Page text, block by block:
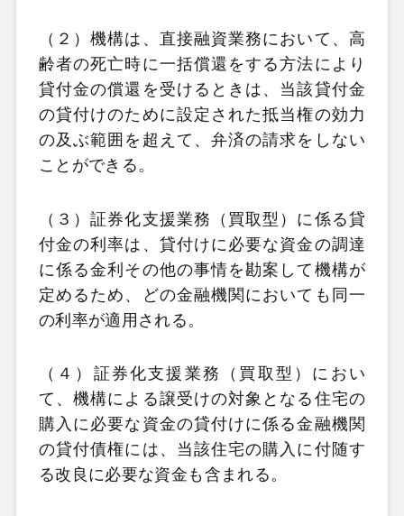
（２）機構は、直接融資業務において、高
齢者の死亡時に一括償還をする方法により
貸付金の償還を受けるときは、当該貸付金
の貸付けのために設定された抵当権の効力
の及ぶ範囲を超えて、弁済の請求をしない
ことができる。
（３）証券化支援業務（買取型）に係る貸
付金の利率は、貸付けに必要な資金の調達
に係る金利その他の事情を勘案して機構が
定めるため、どの金融機関においても同一
の利率が適用される。
（４）証券化支援業務（買取型）におい
て、機構による譲受けの対象となる住宅の
購入に必要な資金の貸付けに係る金融機関
の貸付債権には、当該住宅の購入に付随す
る改良に必要な資金も含まれる。